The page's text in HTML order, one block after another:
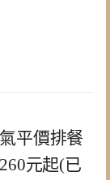
平價排餐
元起(已